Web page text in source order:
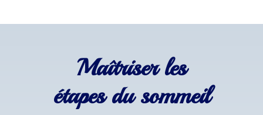
Maîtriser les
étapes du sommeil